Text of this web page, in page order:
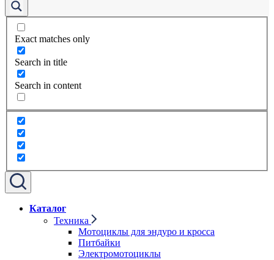
Exact matches only
Search in title
Search in content
Каталог
Техника
Мотоциклы для эндуро и кросса
Питбайки
Электромотоциклы